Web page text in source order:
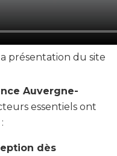
présentation du site
Auvergne-
essentiels ont
dès